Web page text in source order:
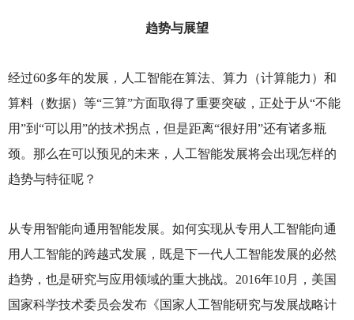
趋势与展望
经过60多年的发展，人工智能在算法、算力（计算能力）和
算料（数据）等“三算”方面取得了重要突破，正处于从“不能
用”到“可以用”的技术拐点，但是距离“很好用”还有诸多瓶
颈。那么在可以预见的未来，人工智能发展将会出现怎样的
趋势与特征呢？
从专用智能向通用智能发展。如何实现从专用人工智能向通
用人工智能的跨越式发展，既是下一代人工智能发展的必然
趋势，也是研究与应用领域的重大挑战。2016年10月，美国
国家科学技术委员会发布《国家人工智能研究与发展战略计